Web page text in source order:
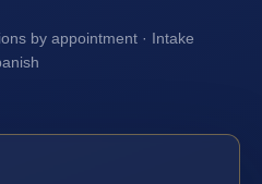
by appointment · Intake